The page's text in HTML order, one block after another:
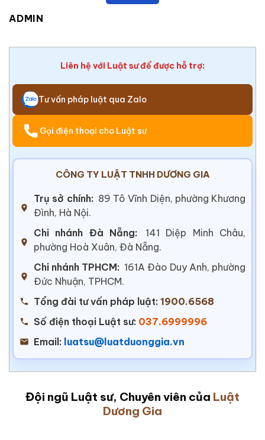
ADMIN
Liên hệ với Luật sư để được hỗ trợ:
Tư vấn pháp luật qua Zalo
Gọi điện thoại cho Luật sư
CÔNG TY LUẬT TNHH DƯƠNG GIA
Trụ sở chính: 89 Tô Vĩnh Diện, phường Khương
Đình, Hà Nội.
Chi nhánh Đà Nẵng:
141 Diệp Minh Châu,
phường Hoà Xuân, Đà Nẵng.
Chi nhánh TPHCM: 161A Đào Duy Anh, phường
Đức Nhuận, TPHCM.
Tổng đài tư vấn pháp luật: 1900.6568
Số điện thoại Luật sư: 037.6999996
Email: luatsu@luatduonggia.vn
Đội ngũ Luật sư, Chuyên viên của Luật
Dương Gia